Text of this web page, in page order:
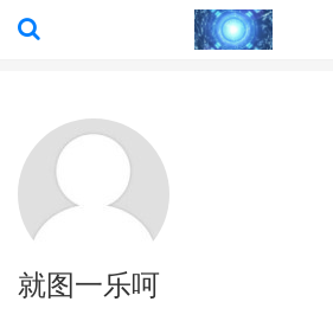
就图一乐呵